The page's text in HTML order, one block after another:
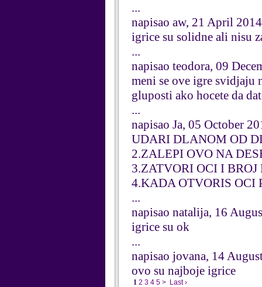
...
napisao aw, 21 April 2014
igrice su solidne ali nisu
...
napisao teodora, 09
meni se ove igre svidjaju
gluposti ako hocete da
...
napisao Ja, 05 October
UDARI DLANOM OD
2.ZALEPI OVO NA
3.ZATVORI OCI I BROJ
4.KADA OTVORIS OCI
...
napisao natalija, 16
igrice su ok
...
napisao jovana, 14
ovo su najboje igrice
1 2 3 4 5 > Last ›